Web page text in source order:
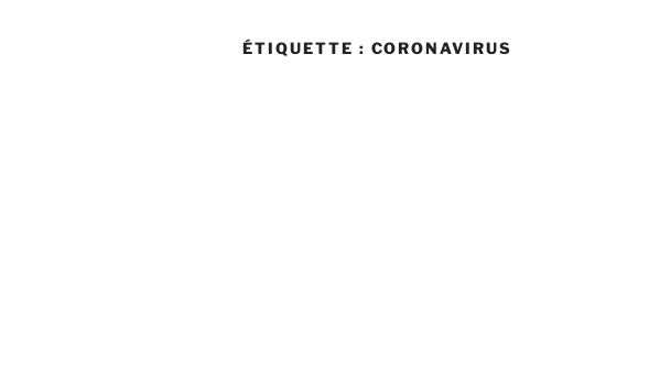
ÉTIQUETTE : CORONAVIRUS